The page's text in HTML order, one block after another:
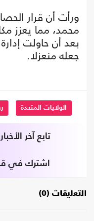
ورأت أن قرار
محمد، مما يعزز
بعد أن حاولت
جعله منعزلا.
الولايات المتحدة
تابع آخر
اشترك في
التعليقات (0)